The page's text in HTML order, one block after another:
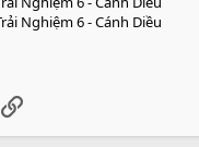
Nghiệm 6 - Cánh Diều
Link